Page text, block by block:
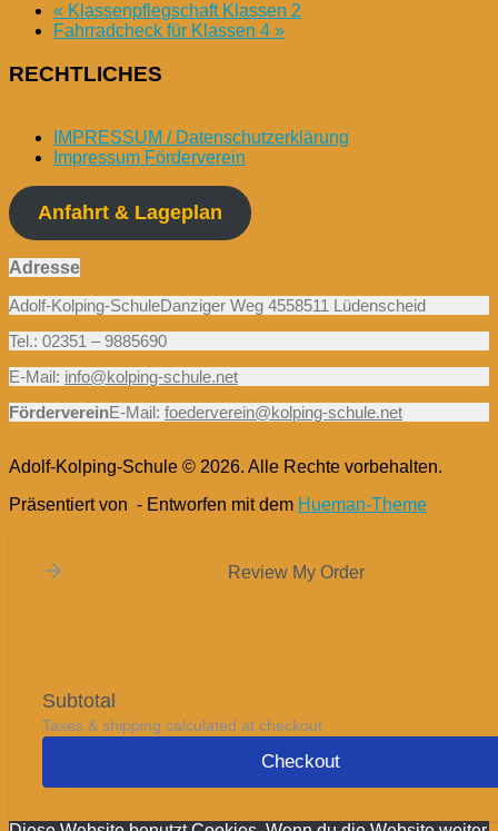
« Klassenpflegschaft Klassen 2
Fahrradcheck für Klassen 4 »
RECHTLICHES
IMPRESSUM / Datenschutzerklärung
Impressum Förderverein
Anfahrt & Lageplan
Adresse
Adolf-Kolping-SchuleDanziger Weg 4558511 Lüdenscheid
Tel.: 02351 – 9885690
E-Mail: info@kolping-schule.net
FördervereinE-Mail: foederverein@kolping-schule.net
Adolf-Kolping-Schule © 2026. Alle Rechte vorbehalten.
Präsentiert von - Entworfen mit dem Hueman-Theme
Review My Order
Subtotal
Taxes & shipping calculated at checkout
Checkout